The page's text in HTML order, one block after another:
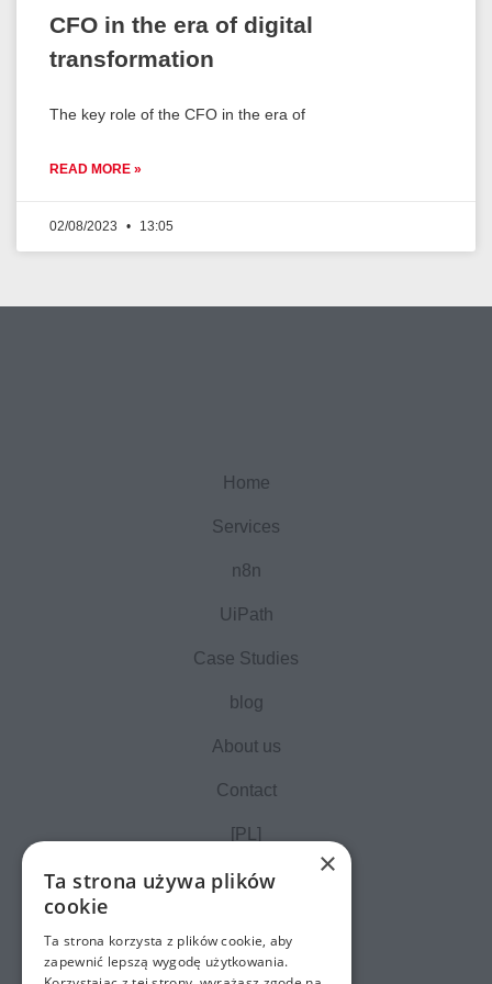
CFO in the era of digital
transformation
The key role of the CFO in the era of
READ MORE »
02/08/2023 13:05
Home
Services
n8n
UiPath
Case Studies
blog
About us
Contact
[PL]
×
Ta strona używa plików
cookie
Ta strona korzysta z plików cookie, aby
zapewnić lepszą wygodę użytkowania.